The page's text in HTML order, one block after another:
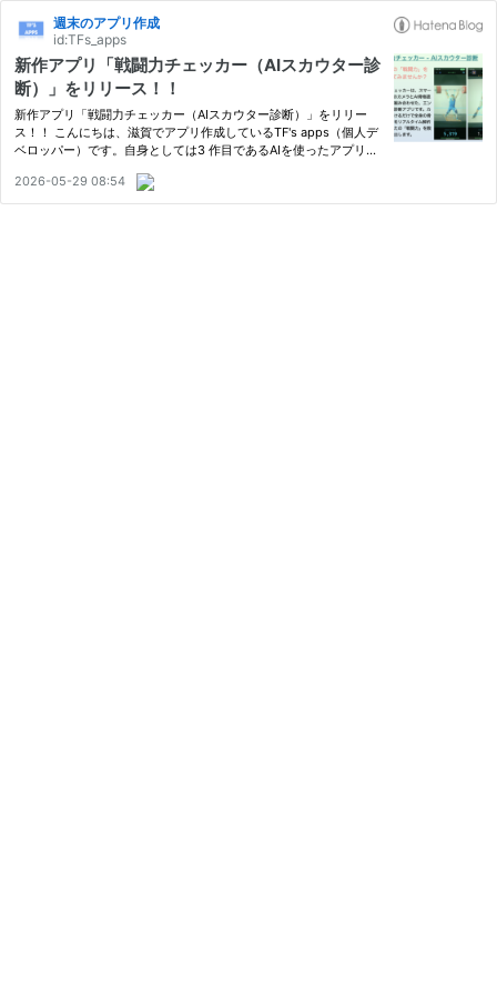
週末のアプリ作成
id:TFs_apps
新作アプリ「戦闘力チェッカー（AIスカウター診
断）」をリリース！！
新作アプリ「戦闘力チェッカー（AIスカウター診断）」をリリー
ス！！ こんにちは、滋賀でアプリ作成しているTF's apps（個人デ
ベロッパー）です。自身としては3 作目であるAIを使ったアプリを
開したばかりですが、同じロジックで、エンタメ系に振ったアプ
リ…
2026-05-29 08:54